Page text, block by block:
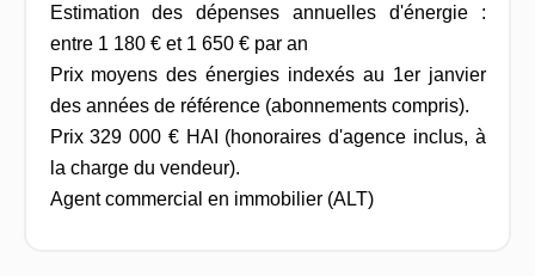
Estimation des dépenses annuelles d'énergie :
entre 1 180 € et 1 650 € par an
Prix moyens des énergies indexés au 1er janvier
des années de référence (abonnements compris).
Prix 329 000 € HAI (honoraires d'agence inclus, à
la charge du vendeur).
Agent commercial en immobilier (ALT)